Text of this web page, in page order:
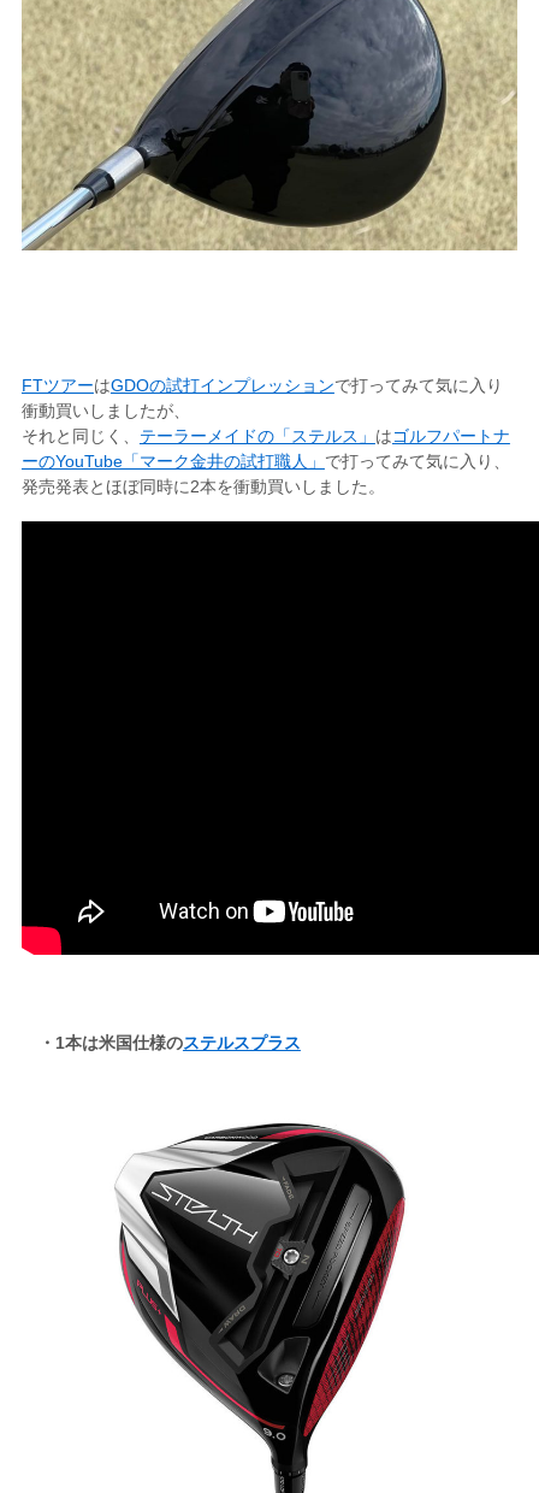
FTツアーはGDOの試打インプレッションで打ってみて気に入り
衝動買いしましたが、
それと同じく、 テーラーメイドの「ステルス」 はゴルフパートナ
ーのYouTube「マーク金井の試打職人」 で打ってみて気に入り、
発売発表とほぼ同時に2本を衝動買いしました。
・1本は米国仕様のステルスプラス